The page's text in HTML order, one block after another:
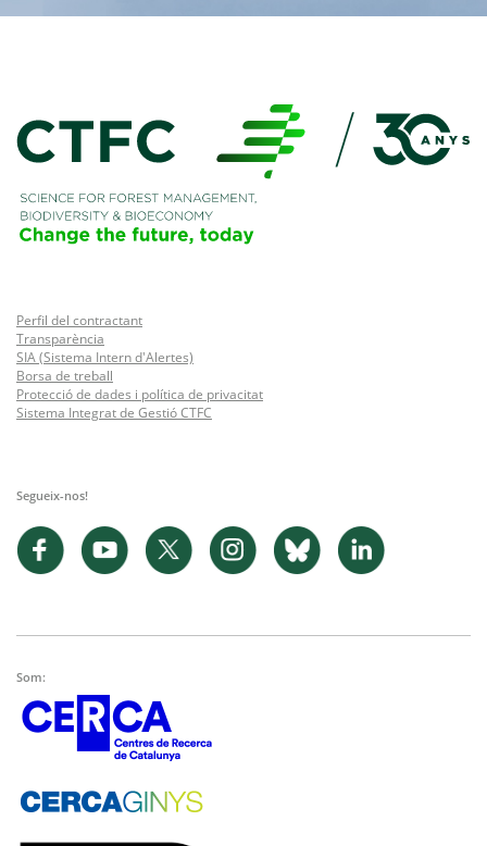
Perfil del contractant
Transparència
SIA (Sistema Intern d'Alertes)
Borsa de treball
Protecció de dades i política de privacitat
Sistema Integrat de Gestió CTFC
Segueix-nos!
Som: